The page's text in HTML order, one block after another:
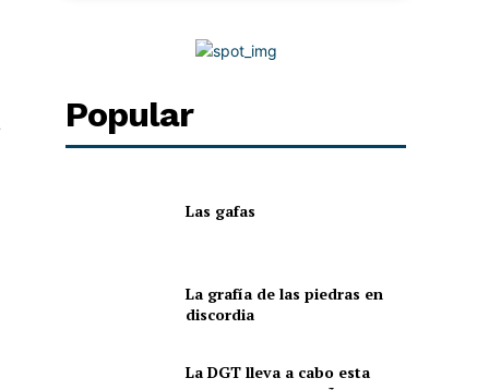
Popular
Las gafas
La grafía de las piedras en
discordia
La DGT lleva a cabo esta